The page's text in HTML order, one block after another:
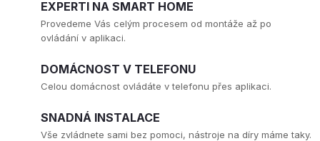
EXPERTI NA SMART HOME
Provedeme Vás celým procesem od montáže až po
ovládání v aplikaci.
DOMÁCNOST V TELEFONU
Celou domácnost ovládáte v telefonu přes aplikaci.
SNADNÁ INSTALACE
Vše zvládnete sami bez pomoci, nástroje na díry máme taky.